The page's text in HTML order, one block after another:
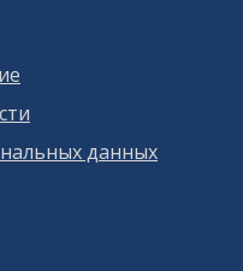
данных